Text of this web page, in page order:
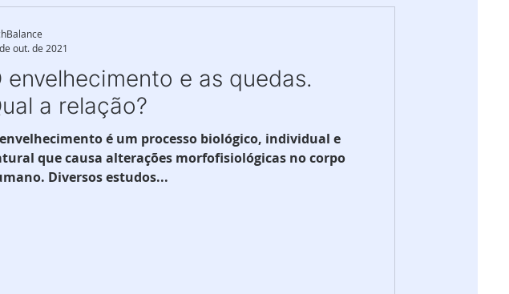
envelhecimento e as quedas.
a relação?
é um processo biológico, individual e
que causa alterações morfofisiológicas no corpo
Diversos estudos...
out. de 2021